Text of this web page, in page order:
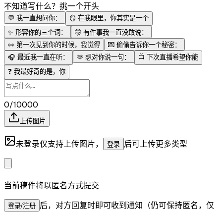
不知道写什么？挑一个开头
💬 我一直想问你： 🪞 在我眼里，你其实是一个
✨ 形容你的三个词： 🤫 有件事我一直没敢说：
👀 第一次见到你的时候，我觉得 💌 偷偷告诉你一个秘密：
🎧 最近我一直在听： 🫶 想对你说一句： 📺 下次直播希望你能
❓ 我最好奇的是，你
0/10000
上传图片
未登录仅支持上传图片， 登录 后可上传更多类型
当前稿件将以匿名方式提交
登录/注册 后，对方回复时即可收到通知（仍可保持匿名，仅